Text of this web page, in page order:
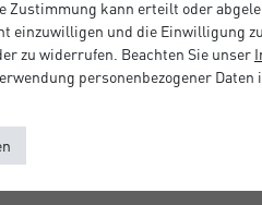
Zustimmung kann erteilt oder
einzuwilligen und die Einwilligung
zu widerrufen. Beachten Sie unser
personenbezogener Daten